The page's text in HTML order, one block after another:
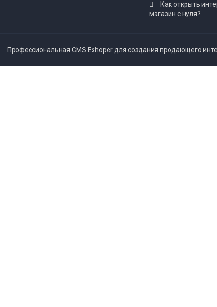
Как открыть
магазин с нуля?
Профессиональная CMS Eshoper для создания продающего